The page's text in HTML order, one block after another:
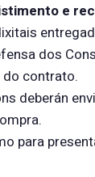
e
dos
do contrato.
deberán
para